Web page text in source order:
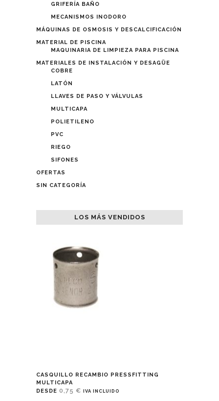
GRIFERÍA BAÑO
MECANISMOS INODORO
MÁQUINAS DE OSMOSIS Y DESCALCIFICACIÓN
MATERIAL DE PISCINA
MAQUINARIA DE LIMPIEZA PARA PISCINA
MATERIALES DE INSTALACIÓN Y DESAGÜE
COBRE
LATÓN
LLAVES DE PASO Y VÁLVULAS
MULTICAPA
POLIETILENO
PVC
RIEGO
SIFONES
OFERTAS
SIN CATEGORÍA
LOS MÁS VENDIDOS
CASQUILLO RECAMBIO PRESSFITTING
MULTICAPA
DESDE 0,75 € IVA INCLUIDO